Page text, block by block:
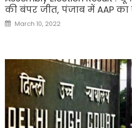
की बंपर जीत, पंजाब में AAP
Posted
on
March 10, 2022